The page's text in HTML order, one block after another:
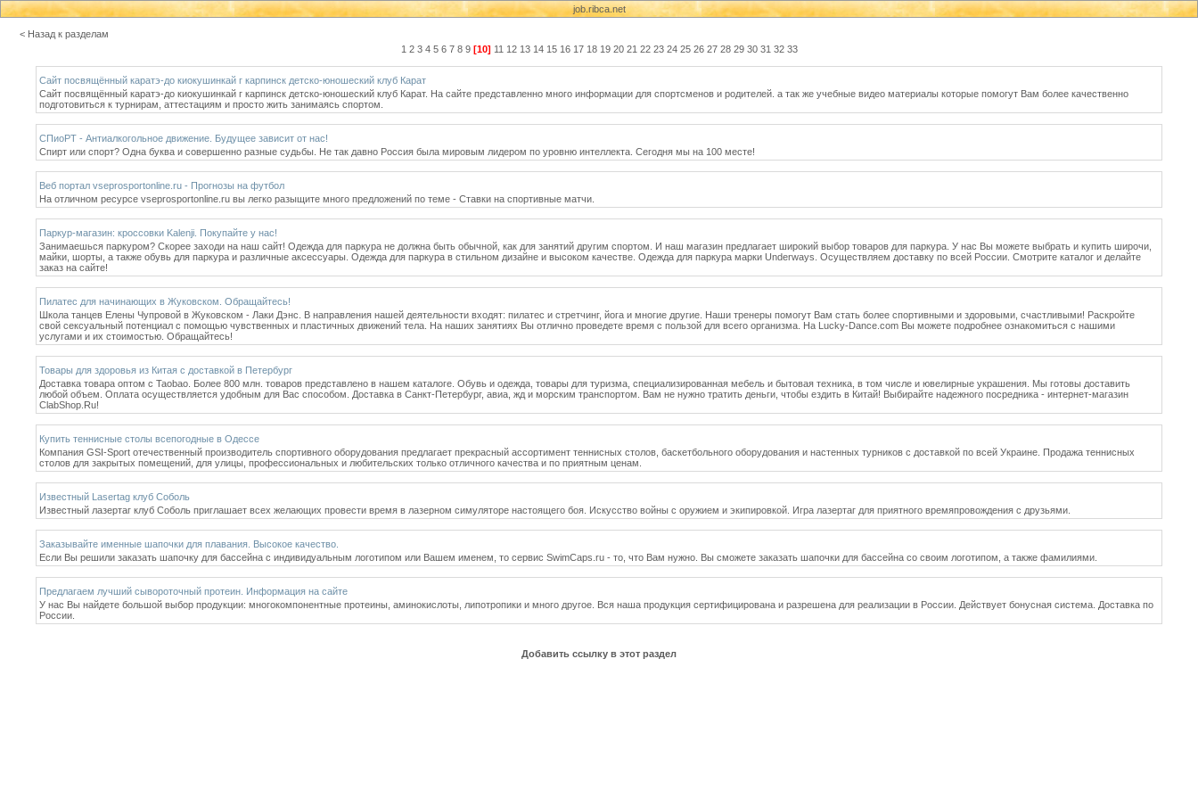
job.ribca.net
< Назад к разделам
1 2 3 4 5 6 7 8 9 [10] 11 12 13 14 15 16 17 18 19 20 21 22 23 24 25 26 27 28 29 30 31 32 33
Сайт посвящённый каратэ-до киокушинкай г карпинск детско-юношеский клуб Карат
Сайт посвящённый каратэ-до киокушинкай г карпинск детско-юношеский клуб Карат. На сайте представленно много информации для спортсменов и родителей. а так же учебные видео материалы которые помогут Вам более качественно
подготовиться к турнирам, аттестациям и просто жить занимаясь спортом.
СПиоРТ - Антиалкогольное движение. Будущее зависит от нас!
Спирт или спорт? Одна буква и совершенно разные судьбы. Не так давно Россия была мировым лидером по уровню интеллекта. Сегодня мы на 100 месте!
Веб портал vseprosportonline.ru - Прогнозы на футбол
На отличном ресурсе vseprosportonline.ru вы легко разыщите много предложений по теме - Ставки на спортивные матчи.
Паркур-магазин: кроссовки Kalenji. Покупайте у нас!
Занимаешься паркуром? Скорее заходи на наш сайт! Одежда для паркура не должна быть обычной, как для занятий другим спортом. И наш магазин предлагает широкий выбор товаров для паркура. У нас Вы можете выбрать и купить широчи,
майки, шорты, а также обувь для паркура и различные аксессуары. Одежда для паркура в стильном дизайне и высоком качестве. Одежда для паркура марки Underways. Осуществляем доставку по всей России. Смотрите каталог и делайте
заказ на сайте!
Пилатес для начинающих в Жуковском. Обращайтесь!
Школа танцев Елены Чупровой в Жуковском - Лаки Дэнс. В направления нашей деятельности входят: пилатес и стретчинг, йога и многие другие. Наши тренеры помогут Вам стать более спортивными и здоровыми, счастливыми! Раскройте
свой сексуальный потенциал с помощью чувственных и пластичных движений тела. На наших занятиях Вы отлично проведете время с пользой для всего организма. На Lucky-Dance.com Вы можете подробнее ознакомиться с нашими
услугами и их стоимостью. Обращайтесь!
Товары для здоровья из Китая с доставкой в Петербург
Доставка товара оптом с Taobao. Более 800 млн. товаров представлено в нашем каталоге. Обувь и одежда, товары для туризма, специализированная мебель и бытовая техника, в том числе и ювелирные украшения. Мы готовы доставить
любой объем. Оплата осуществляется удобным для Вас способом. Доставка в Санкт-Петербург, авиа, жд и морским транспортом. Вам не нужно тратить деньги, чтобы ездить в Китай! Выбирайте надежного посредника - интернет-магазин
ClabShop.Ru!
Купить теннисные столы всепогодные в Одессе
Компания GSI-Sport отечественный производитель спортивного оборудования предлагает прекрасный ассортимент теннисных столов, баскетбольного оборудования и настенных турников с доставкой по всей Украине. Продажа теннисных
столов для закрытых помещений, для улицы, профессиональных и любительских только отличного качества и по приятным ценам.
Известный Lasertag клуб Соболь
Известный лазертаг клуб Соболь приглашает всех желающих провести время в лазерном симуляторе настоящего боя. Искусство войны с оружием и экипировкой. Игра лазертаг для приятного времяпровождения с друзьями.
Заказывайте именные шапочки для плавания. Высокое качество.
Если Вы решили заказать шапочку для бассейна с индивидуальным логотипом или Вашем именем, то сервис SwimCaps.ru - то, что Вам нужно. Вы сможете заказать шапочки для бассейна со своим логотипом, а также фамилиями.
Предлагаем лучший сывороточный протеин. Информация на сайте
У нас Вы найдете большой выбор продукции: многокомпонентные протеины, аминокислоты, липотропики и много другое. Вся наша продукция сертифицирована и разрешена для реализации в России. Действует бонусная система. Доставка по
России.
Добавить ссылку в этот раздел